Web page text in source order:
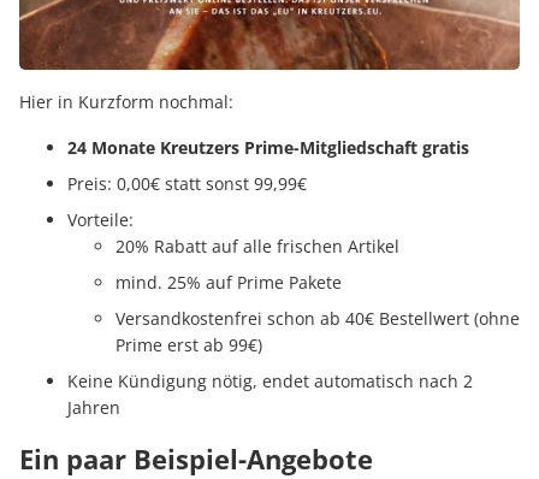
Hier in Kurzform nochmal:
24 Monate Kreutzers Prime-Mitgliedschaft gratis
Preis: 0,00€ statt sonst 99,99€
Vorteile:
20% Rabatt auf alle frischen Artikel
mind. 25% auf Prime Pakete
Versandkostenfrei schon ab 40€ Bestellwert (ohne
Prime erst ab 99€)
Keine Kündigung nötig, endet automatisch nach 2
Jahren
Ein paar Beispiel-Angebote